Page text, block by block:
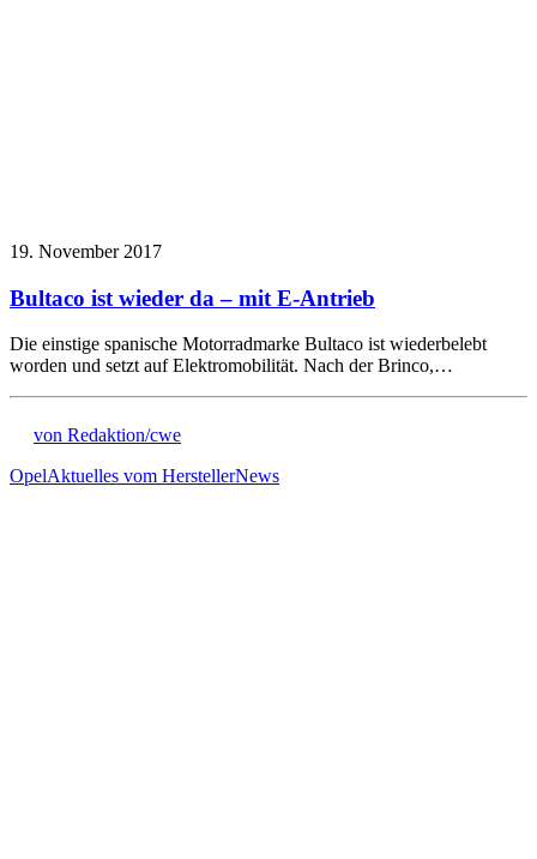
19. November 2017
Bultaco ist wieder da – mit E-Antrieb
Die einstige spanische Motorradmarke Bultaco ist wiederbelebt
worden und setzt auf Elektromobilität. Nach der Brinco,…
von Redaktion/cwe
OpelAktuelles vom HerstellerNews